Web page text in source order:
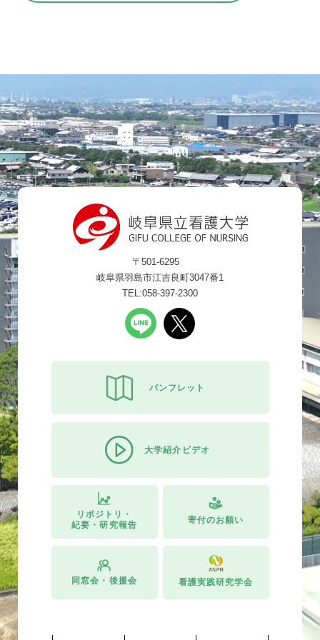
〒501-6295
岐阜県羽島市江吉良町3047番1
TEL:058-397-2300
パンフレット
大学紹介ビデオ
リポジトリ・
紀要・研究報告
寄付のお願い
同窓会・後援会 看護実践研究学会